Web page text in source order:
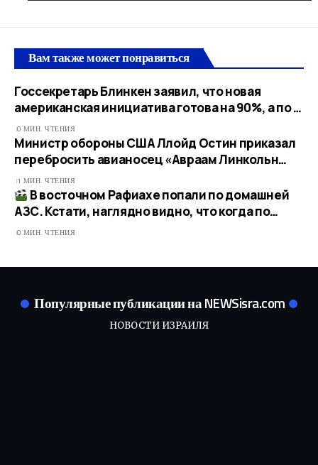
Вам также может понравиться
Госсекретарь Блинкен заявил, что новая
американская инициатива готова на 90%, а по …
0 МИН. ЧТЕНИЯ
Министр обороны США Ллойд Остин приказал
перебросить авианосец «Авраам Линкольн…
1 МИН. ЧТЕНИЯ
В восточном Рафиахе попали по домашней
АЗС. Кстати, наглядно видно, что когда по…​
0 МИН. ЧТЕНИЯ
Популярные публикации на NEWSisra.com
НОВОСТИ ИЗРАИЛЯ